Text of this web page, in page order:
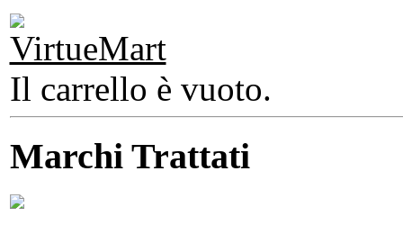
Il carrello è vuoto.
Marchi Trattati